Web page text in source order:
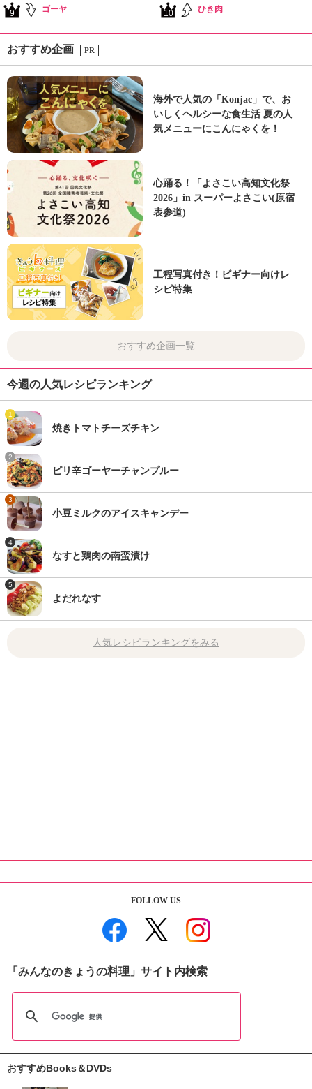
9 ゴーヤ 10 ひき肉
おすすめ企画 PR
海外で人気の「Konjac」で、お
いしくヘルシーな食生活 夏の人
気メニューにこんにゃくを！
心踊る！「よさこい高知文化祭
2026」in スーパーよさこい(原宿
表参道)
工程写真付き！ビギナー向けレ
シピ特集
おすすめ企画一覧
今週の人気レシピランキング
1
焼きトマトチーズチキン
2
ピリ辛ゴーヤーチャンプルー
3
小豆ミルクのアイスキャンデー
4
なすと鶏肉の南蛮漬け
5
よだれなす
人気レシピランキングをみる
FOLLOW US
「みんなのきょうの料理」サイト内検索
おすすめBooks＆DVDs